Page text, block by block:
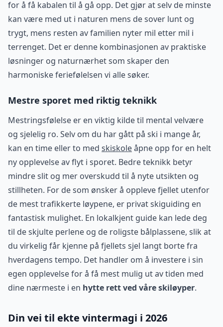
for å få kabalen til å gå opp. Det gjør at selv de minste
kan være med ut i naturen mens de sover lunt og
trygt, mens resten av familien nyter mil etter mil i
terrenget. Det er denne kombinasjonen av praktiske
løsninger og naturnærhet som skaper den
harmoniske feriefølelsen vi alle søker.
Mestre sporet med riktig teknikk
Mestringsfølelse er en viktig kilde til mental velvære
og sjelelig ro. Selv om du har gått på ski i mange år,
kan en time eller to med skiskoleåpne opp for en helt
ny opplevelse av flyt i sporet. Bedre teknikk betyr
mindre slit og mer overskudd til å nyte utsikten og
stillheten. For de som ønsker å oppleve fjellet utenfor
de mest trafikkerte løypene, er privat skiguiding en
fantastisk mulighet. En lokalkjent guide kan lede deg
til de skjulte perlene og de roligste bålplassene, slik at
du virkelig får kjenne på fjellets sjel langt borte fra
hverdagens tempo. Det handler om å investere i sin
egen opplevelse for å få mest mulig ut av tiden med
dine nærmeste i en hytte rett ved våre skiløyper.
Din vei til ekte vintermagi i 2026